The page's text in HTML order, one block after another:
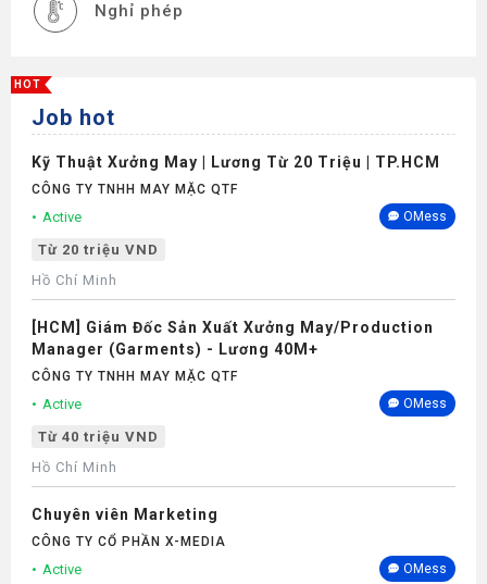
Nghỉ phép
HOT
Job hot
Kỹ Thuật Xưởng May | Lương Từ 20 Triệu | TP.HCM
CÔNG TY TNHH MAY MẶC QTF
Active OMess
Từ 20 triệu VND
Hồ Chí Minh
[HCM] Giám Đốc Sản Xuất Xưởng May/Production
Manager (Garments) - Lương 40M+
CÔNG TY TNHH MAY MẶC QTF
Active OMess
Từ 40 triệu VND
Hồ Chí Minh
Chuyên viên Marketing
CÔNG TY CỔ PHẦN X-MEDIA
Active OMess